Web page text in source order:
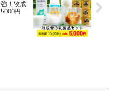
強！牧成
円